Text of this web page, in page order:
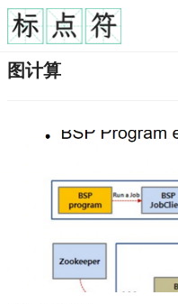
图计算